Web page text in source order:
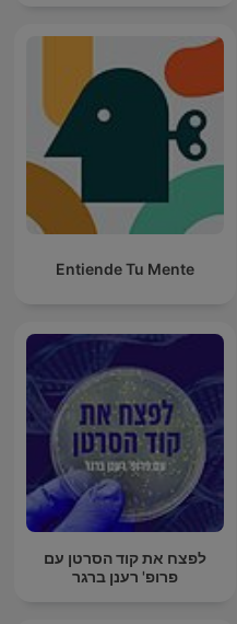
Entiende Tu Mente
לפצח את קוד הסרטן עם
פרופ' רענן ברגר